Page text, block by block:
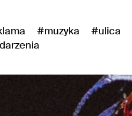
#muzyka #ulica